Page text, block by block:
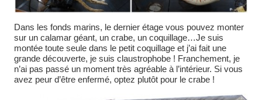
Dans les fonds marins, le dernier étage vous pouvez monter
sur un calamar géant, un crabe, un coquillage…Je suis
montée toute seule dans le petit coquillage et j’ai fait une
grande découverte, je suis claustrophobe ! Franchement, je
n’ai pas passé un moment très agréable à l’intérieur. Si vous
avez peur d’être enfermé, optez plutôt pour le crabe !